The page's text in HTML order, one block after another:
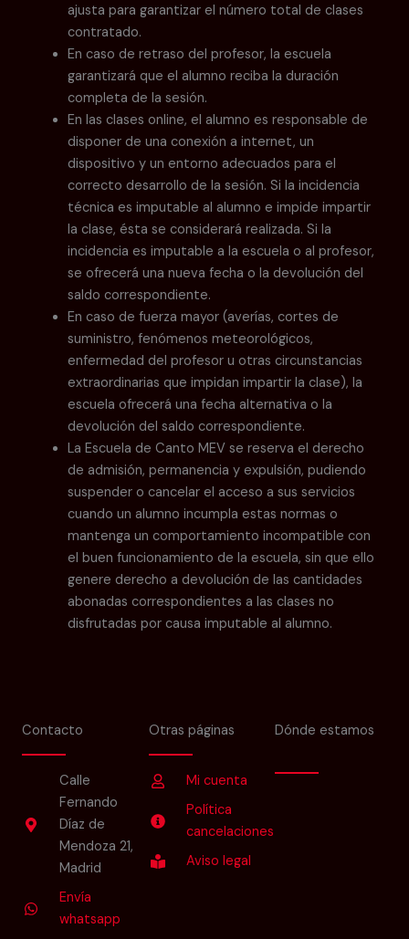
ajusta para garantizar el número total de clases
contratado.
En caso de retraso del profesor, la escuela
garantizará que el alumno reciba la duración
completa de la sesión.
En las clases online, el alumno es responsable de
disponer de una conexión a internet, un
dispositivo y un entorno adecuados para el
correcto desarrollo de la sesión. Si la incidencia
técnica es imputable al alumno e impide impartir
la clase, ésta se considerará realizada. Si la
incidencia es imputable a la escuela o al profesor,
se ofrecerá una nueva fecha o la devolución del
saldo correspondiente.
En caso de fuerza mayor (averías, cortes de
suministro, fenómenos meteorológicos,
enfermedad del profesor u otras circunstancias
extraordinarias que impidan impartir la clase), la
escuela ofrecerá una fecha alternativa o la
devolución del saldo correspondiente.
La Escuela de Canto MEV se reserva el derecho
de admisión, permanencia y expulsión, pudiendo
suspender o cancelar el acceso a sus servicios
cuando un alumno incumpla estas normas o
mantenga un comportamiento incompatible con
el buen funcionamiento de la escuela, sin que ello
genere derecho a devolución de las cantidades
abonadas correspondientes a las clases no
disfrutadas por causa imputable al alumno.
Contacto
Calle
Fernando
Díaz de
Mendoza 21,
Madrid
Envía
whatsapp
Otras páginas
Mi cuenta
Política
cancelaciones
Aviso legal
Dónde estamos